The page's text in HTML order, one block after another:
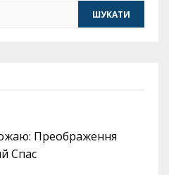
Преображення
Спас